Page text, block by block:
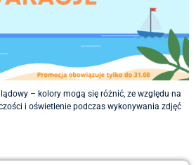
– kolory mogą się różnić, ze względu na
i oświetlenie podczas wykonywania zdjęć